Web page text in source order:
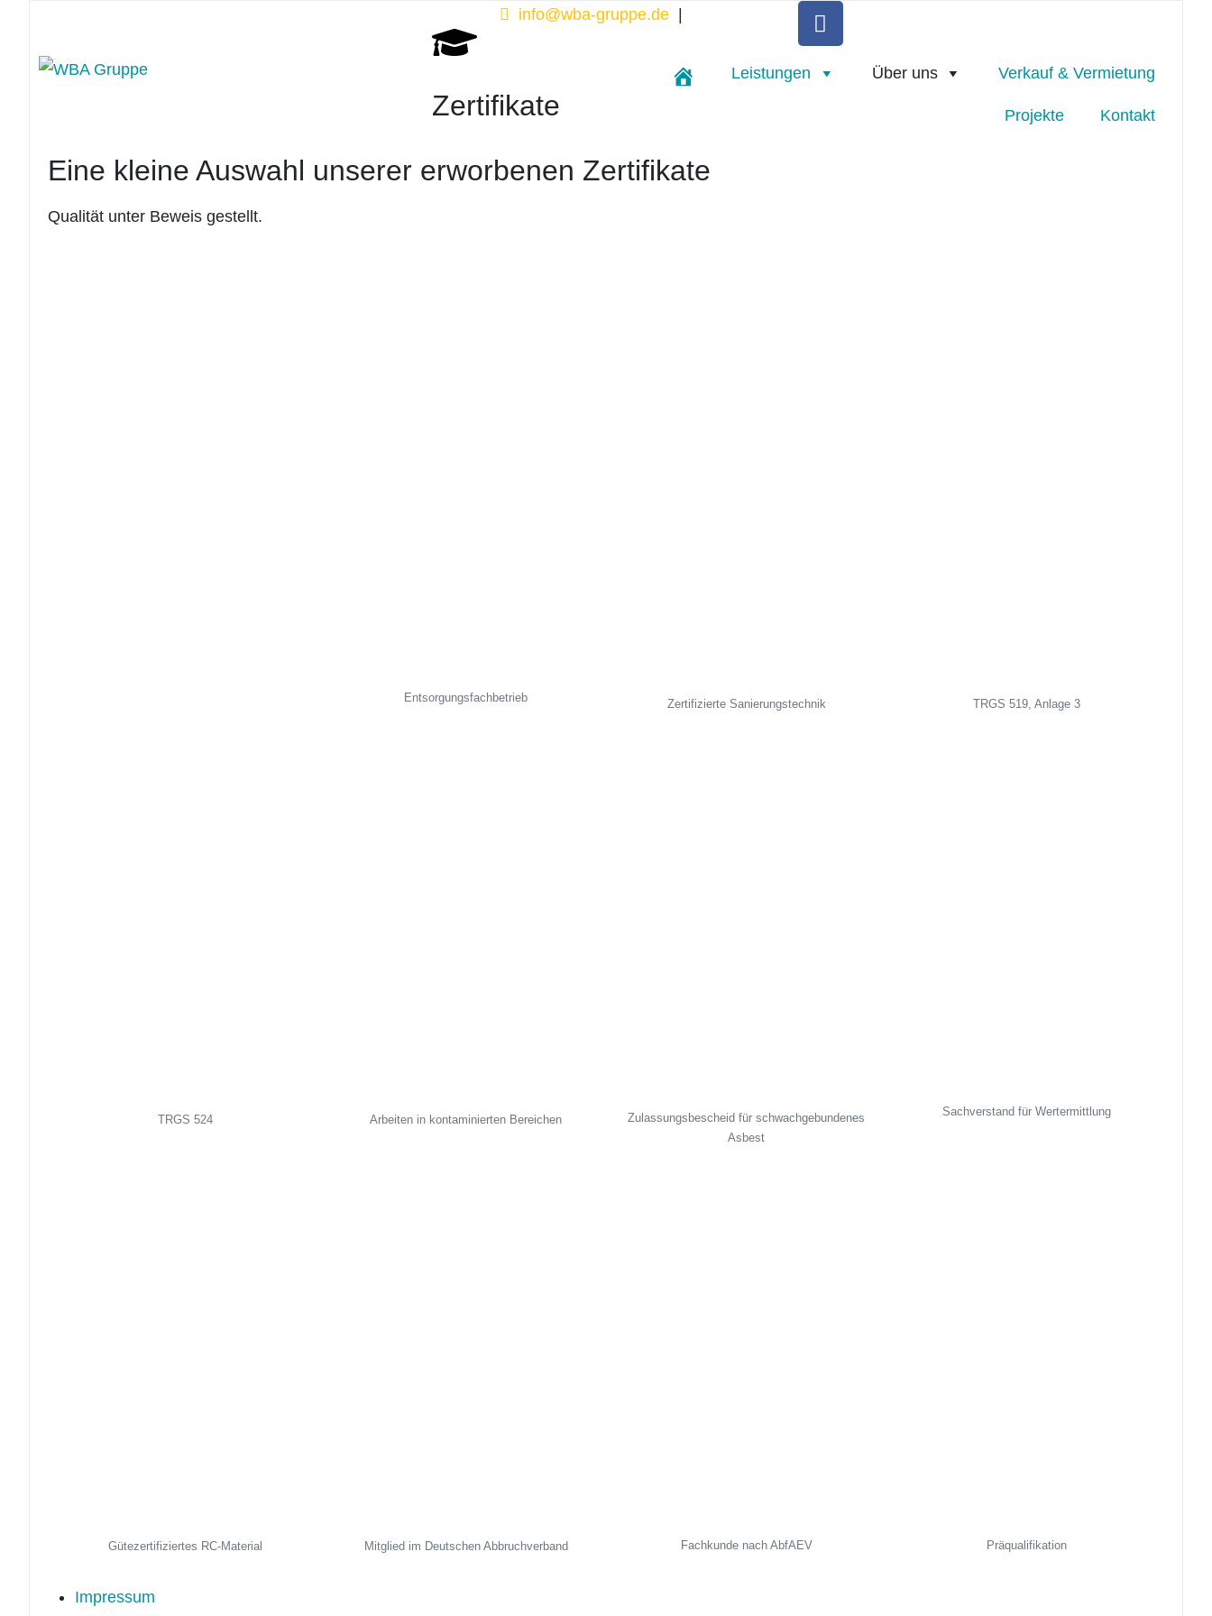
info@wba-gruppe.de
Home
Leistungen Über uns Verkauf & Vermietung
Projekte Kontakt
Zertifikate
Eine kleine Auswahl unserer erworbenen Zertifikate
Qualität unter Beweis gestellt.
Entsorgungsfachbetrieb Zertifizierte Sanierungstechnik TRGS 519, Anlage 3
TRGS 524 Arbeiten in kontaminierten Bereichen
Zulassungsbescheid für schwachgebundenes
Asbest
Sachverstand für Wertermittlung
Gütezertifiziertes RC-Material Mitglied im Deutschen Abbruchverband Fachkunde nach AbfAEV Präqualifikation
Impressum